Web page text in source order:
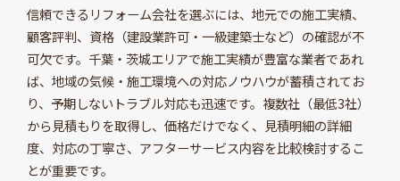
信頼できるリフォーム会社を選ぶには、地元での施工実績、
顧客評判、資格（建設業許可・一級建築士など）の確認が不
可欠です。千葉・茨城エリアで施工実績が豊富な業者であれ
ば、地域の気候・施工環境への対応ノウハウが蓄積されてお
り、予期しないトラブル対応も迅速です。複数社（最低3社）
から見積もりを取得し、価格だけでなく、見積明細の詳細
度、対応の丁寧さ、アフターサービス内容を比較検討するこ
とが重要です。